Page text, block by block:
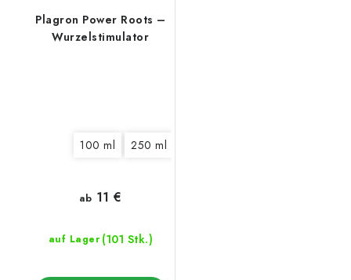
Plagron Power Roots –
Wurzelstimulator
100 ml 250 ml
auf Lager (101 Stk.)
ab 11 €